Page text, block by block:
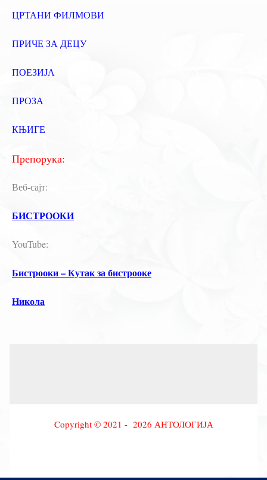
ЦРТАНИ ФИЛМОВИ
ПРИЧЕ ЗА ДЕЦУ
ПОЕЗИЈА
ПРОЗА
КЊИГЕ
Препорука:
Веб-сајт:
БИСТРООКИ
YouTube:
Бистрооки – Кутак за бистрооке
Никола
Copyright © 2021 - 2026 АНТОЛОГИЈА